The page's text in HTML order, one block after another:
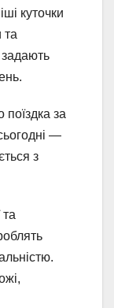
куточки
та
задають
за
—
з
та